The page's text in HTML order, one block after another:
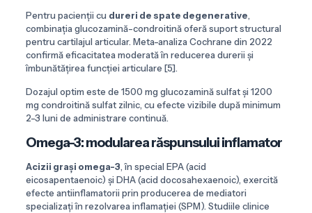
Pentru pacienții cu dureri de spate degenerative,
combinația glucozamină-condroitină oferă suport structural
pentru cartilajul articular. Meta-analiza Cochrane din 2022
confirmă eficacitatea moderată în reducerea durerii și
îmbunătățirea funcției articulare [5].
Dozajul optim este de 1500 mg glucozamină sulfat și 1200
mg condroitină sulfat zilnic, cu efecte vizibile după minimum
2-3 luni de administrare continuă.
Omega-3: modularea răspunsului inflamator
Acizii grași omega-3, în special EPA (acid
eicosapentaenoic) și DHA (acid docosahexaenoic), exercită
efecte antiinflamatorii prin producerea de mediatori
specializați în rezolvarea inflamației (SPM). Studiile clinice